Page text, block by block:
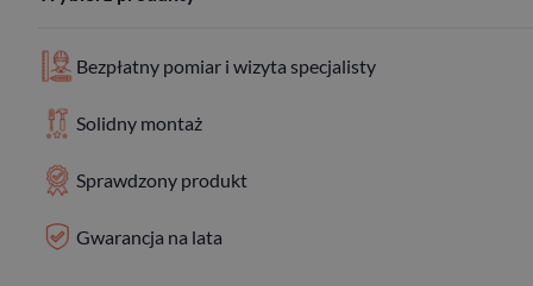
Bezpłatny pomiar i wizyta specjalisty
Solidny montaż
Sprawdzony produkt
Gwarancja na lata